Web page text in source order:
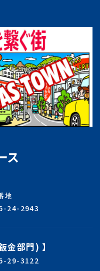
ス
地
24-2943
部門) 】
29-3122